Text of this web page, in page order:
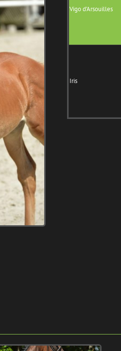
Vigo d’Arsouilles
Iris